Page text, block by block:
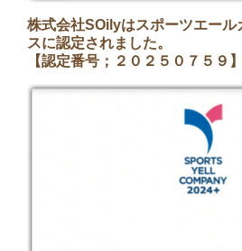
株式会社SOilyはスポーツエール
スに認定されました。
【認定番号；２０２５０７５９】